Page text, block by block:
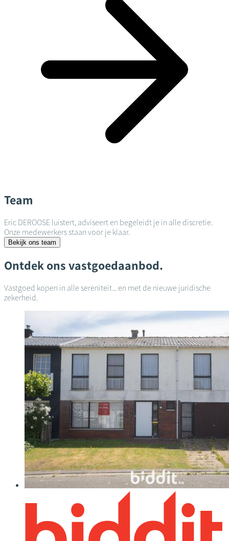
Team
Eric DEROOSE luistert, adviseert en begeleidt je in alle discretie.
Onze medewerkers staan voor je klaar.
Bekijk ons team
Ontdek ons vastgoedaanbod.
Vastgoed kopen in alle sereniteit... en met de nieuwe juridische
zekerheid.